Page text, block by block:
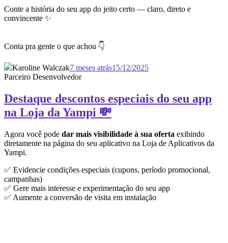
Conte a história do seu app do jeito certo — claro, direto e
convincente ✨
Conta pra gente o que achou 👇
Karoline Walczak7 meses atrás15/12/2025
Parceiro Desenvolvedor
Destaque descontos especiais do seu app
na Loja da Yampi 💸
Agora você pode dar mais visibilidade à sua oferta exibindo
diretamente na página do seu aplicativo na Loja de Aplicativos da
Yampi.
✅ Evidencie condições especiais (cupons, período promocional,
campanhas)
✅ Gere mais interesse e experimentação do seu app
✅ Aumente a conversão de visita em instalação